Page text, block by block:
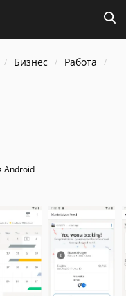
Бизнес
Работа
Android